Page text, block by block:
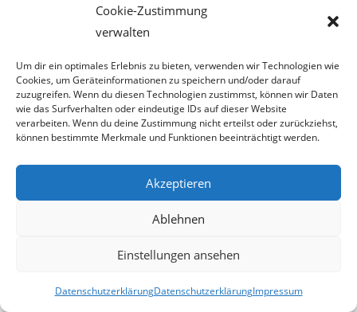
Cookie-Zustimmung
verwalten
Um dir ein optimales Erlebnis zu bieten, verwenden wir Technologien wie
Cookies, um Geräteinformationen zu speichern und/oder darauf
zuzugreifen. Wenn du diesen Technologien zustimmst, können wir Daten
wie das Surfverhalten oder eindeutige IDs auf dieser Website
verarbeiten. Wenn du deine Zustimmung nicht erteilst oder zurückziehst,
können bestimmte Merkmale und Funktionen beeinträchtigt werden.
Akzeptieren
Ablehnen
Einstellungen ansehen
DatenschutzerklärungDatenschutzerklärungImpressum
nicht aktiv zu betreuen. Offenbar wurde dieser ohnehin nur
wir aus dem Umstand, dass überhaupt nur 2 Tweets
gepostet wurden
Aber auch nach seinen virtuellen Bruchlandungen auf
Web 2.0, sowie bereits erwähnt auf
entmutigen und suchte sich ein
neues Klientel. Da ihm erwachsene Personen